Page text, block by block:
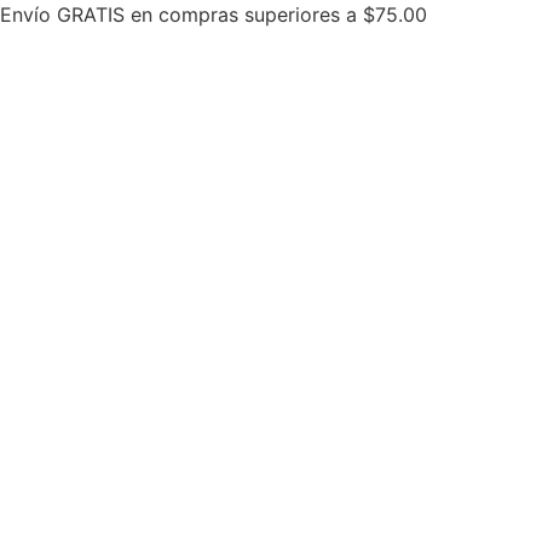
Ir
Envío GRATIS en compras superiores a $75.00